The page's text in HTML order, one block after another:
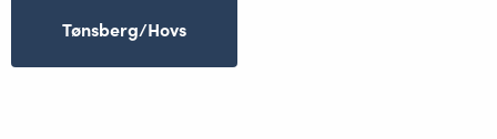
Tønsberg/Hovs